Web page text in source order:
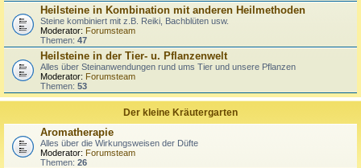
Heilsteine in Kombination mit anderen Heilmethoden
Steine kombiniert mit z.B. Reiki, Bachblüten usw.
Moderator: Forumsteam
Themen: 47
Heilsteine in der Tier- u. Pflanzenwelt
Alles über Steinanwendungen rund ums Tier und unsere Pflanzen
Moderator: Forumsteam
Themen: 53
Der kleine Kräutergarten
Aromatherapie
Alles über die Wirkungsweisen der Düfte
Moderator: Forumsteam
Themen: 26